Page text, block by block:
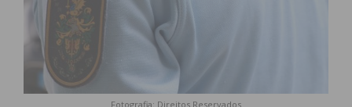
Fotografia: Direitos Reservados